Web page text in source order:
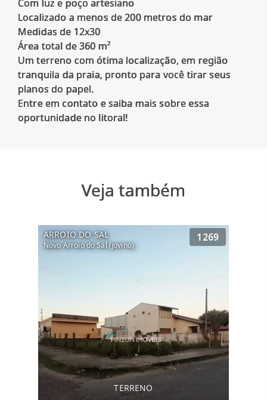
Com luz e poço artesiano
Localizado a menos de 200 metros do mar
Medidas de 12x30
Área total de 360 m²
Um terreno com ótima localização, em região
tranquila da praia, pronto para você tirar seus
planos do papel.
Entre em contato e saiba mais sobre essa
Veja também
ARROIO DO SAL
Novo Arroio do Sal (jovino)
1269
TERRENO